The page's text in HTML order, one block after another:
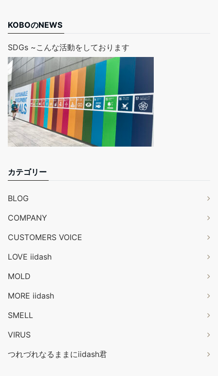
KOBOのNEWS
SDGs ~こんな活動をしております
カテゴリー
BLOG
COMPANY
CUSTOMERS VOICE
LOVE iidash
MOLD
MORE iidash
SMELL
VIRUS
つれづれなるままにiidash君